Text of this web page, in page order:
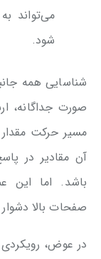
می‌تواند
شود.
شناسایی همه
صورت جداگانه،
مسیر حرکت مقدار
آن مقادیر در
باشد. اما این
صفحات بالا
در عوض، رویکردی